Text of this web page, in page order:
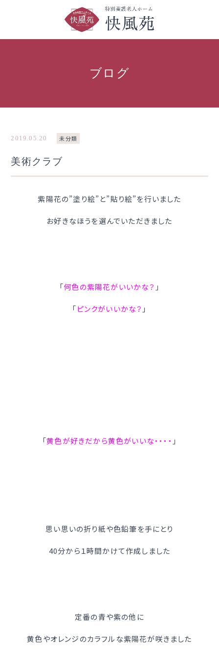
ブログ
2019.05.20 未分類
美術クラブ
紫陽花の”塗り絵”と”貼り絵”を行いました
お好きなほうを選んでいただきました
「何色の紫陽花がいいかな？ 」
「ピンクがいいかな？ 」
「黄色が好きだから黄色がいいな・・・・ 」
思い思いの折り紙や色鉛筆を手にとり
40分から１時間かけて作成しました
定番の青や紫の他に
黄色やオレンジのカラフルな紫陽花が咲きました